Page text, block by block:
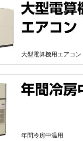
大型電算機用エアコン
年間冷房中温用